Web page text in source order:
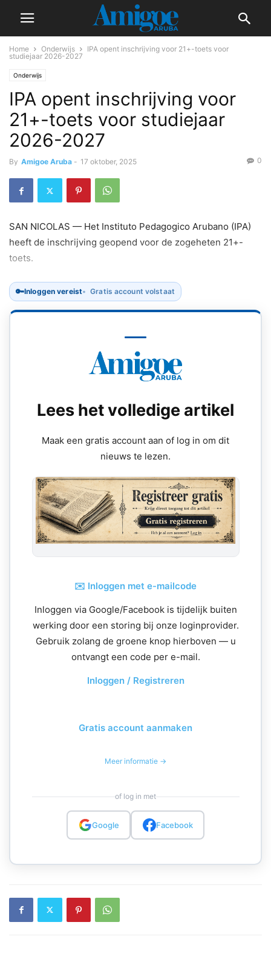
Home Onderwijs
IPA opent inschrijving voor 21+-toets voor
studiejaar 2026-2027
Onderwijs
IPA opent inschrijving voor
21+-toets voor studiejaar
2026-2027
By Amigoe Aruba - 17 oktober, 2025 0
SAN NICOLAS — Het Instituto Pedagogico Arubano (IPA)
heeft de inschrijving geopend voor de zogeheten 21+-
toets.
🔑Inloggen vereist Gratis account volstaat
Lees het volledige artikel
Maak een gratis account aan of log in om dit
nieuws te lezen.
✉️ Inloggen met e-mailcode
Inloggen via Google/Facebook is tijdelijk buiten
werking door een storing bij onze loginprovider.
Gebruik zolang de groene knop hierboven — u
ontvangt een code per e-mail.
Inloggen / Registreren
Gratis account aanmaken
Meer informatie →
of log in met
Google Facebook